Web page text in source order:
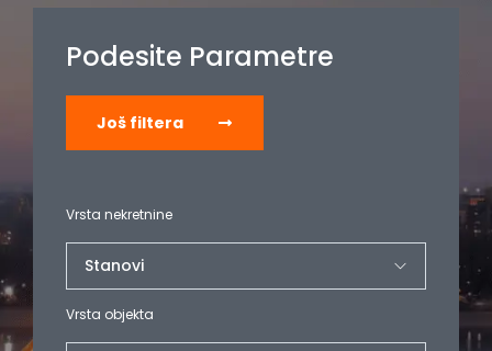
Podesite Parametre
Još filtera
Vrsta nekretnine
Vrsta objekta